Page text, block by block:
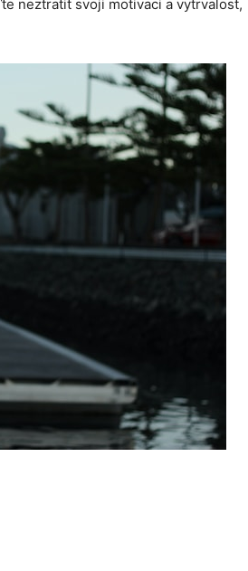
neztratit svoji motivaci a vytrvalost,